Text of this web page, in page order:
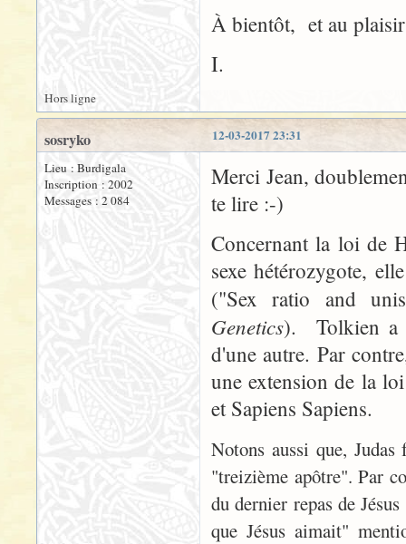
À bientôt, et au
I.
Hors ligne
12-03-2017 23:31
sosryko
Lieu : Burdigala
Inscription : 2002
Messages : 2 084
Merci Jean,
te lire :-)
Concernant la loi de
sexe hétérozygote,
("Sex ratio and
Genetics). Tolkien a
d'une autre. Par
une extension de la
et Sapiens Sapiens.
Notons aussi que,
"treizième apôtre". Par
du dernier repas de
que Jésus aimait"